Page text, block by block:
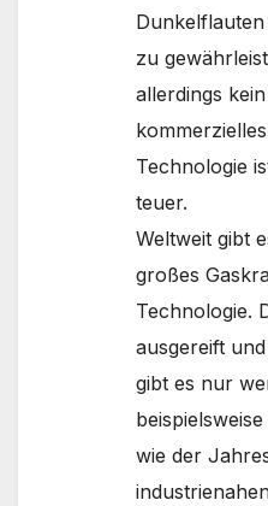
zu
allerdings
Technologie
teuer.
Weltweit gibt
großes
Technologie.
ausgereift
gibt es nur
wie der